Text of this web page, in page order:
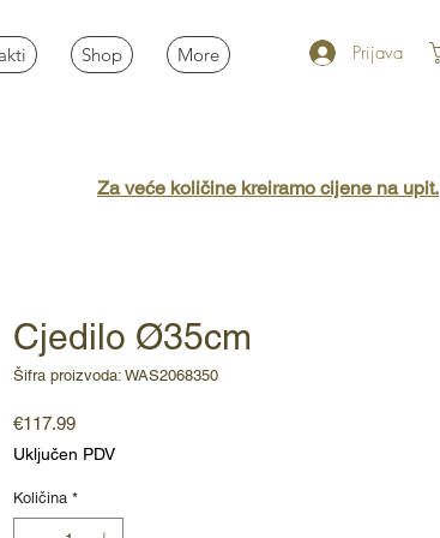
Shop More Prijava
Cjedilo Ø35cm
Šifra proizvoda: WAS2068350
€117.99Cijena
Uključen PDV
Količina *
Za veće količine kreiramo cijene na upit.